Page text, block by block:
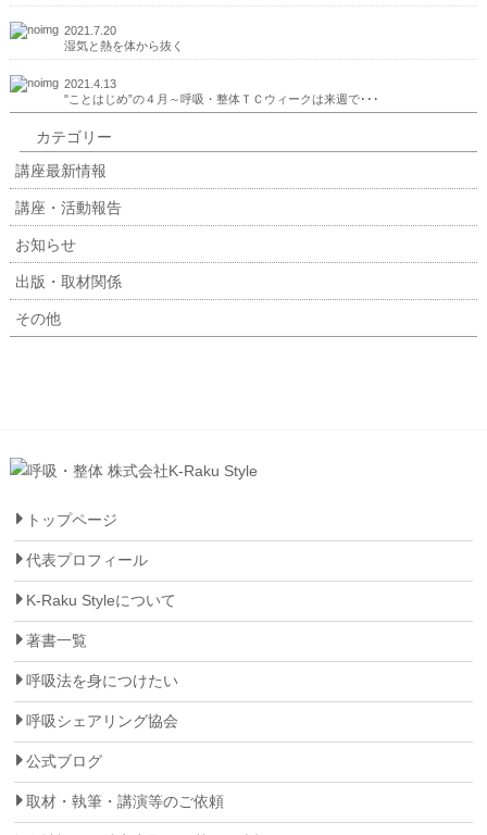
2021.7.20
湿気と熱を体から抜く
2021.4.13
"ことはじめ”の４月～呼吸・整体ＴＣウィークは来週で･･･
カテゴリー
講座最新情報
講座・活動報告
お知らせ
出版・取材関係
その他
トップページ
代表プロフィール
K-Raku Styleについて
著書一覧
呼吸法を身につけたい
呼吸シェアリング協会
公式ブログ
取材・執筆・講演等のご依頼